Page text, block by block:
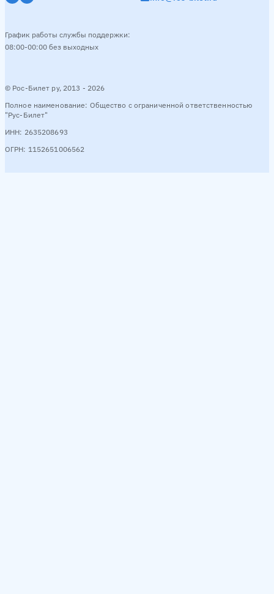
© Рос-Билет ру, 2013 - 2026
Полное наименование: Общество с ограниченной ответственностью
"Рус-Билет"
ИНН: 2635208693
ОГРН: 1152651006562
График работы службы поддержки:
08:00-00:00 без выходных